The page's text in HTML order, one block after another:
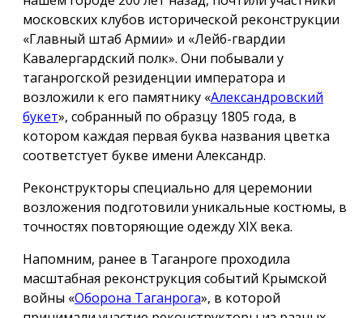
московских клубов исторической реконструкции
«Главный штаб Армии» и «Лейб-гвардии
Кавалергардский полк». Они побывали у
таганрогской резиденции императора и
возложили к его памятнику «Александровский
букет», собранный по образцу 1805 года, в
котором каждая первая буква названия цветка
соответстует букве имени Александр.
Реконструкторы специально для церемонии
возложения подготовили уникальные костюмы, в
точностях повторяющие одежду ХIX века.
Напомним, ранее в Таганроге проходила
масштабная реконструкция событий Крымской
войны «Оборона Таганрога», в которой